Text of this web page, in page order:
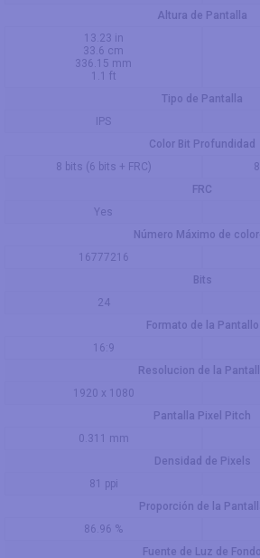
Altura de Pantalla
13.23 in
33.6 cm
336.15 mm
1.1 ft
Tipo de Pantalla
IPS
Color Bit Profundidad
8 bits (6 bits + FRC)
FRC
Yes
Número Máximo de
16777216
Bits
24
Formato de la Pantallo
16:9
Resolucion de la
1920 x 1080
Pantalla Pixel Pitch
0.311 mm
Densidad de Pixels
81 ppi
Proporción de la
86.96 %
Fuente de Luz de Fondo